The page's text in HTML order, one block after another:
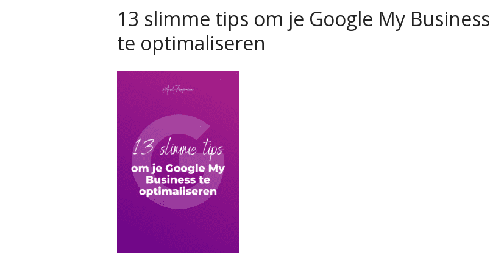
13 slimme tips om je Google My Business
te optimaliseren